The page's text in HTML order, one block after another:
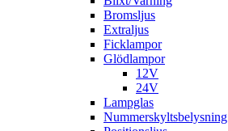
Bromsljus
Extraljus
Ficklampor
Glödlampor
12V
24V
Lampglas
Nummerskyltsbelysning